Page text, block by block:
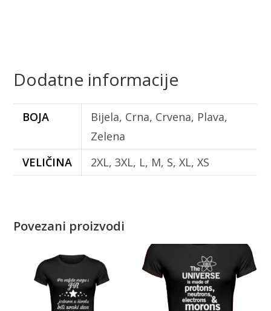
Dodatne informacije
BOJA
Bijela, Crna, Crvena, Plava,
Zelena
VELIČINA
2XL, 3XL, L, M, S, XL, XS
Povezani proizvodi